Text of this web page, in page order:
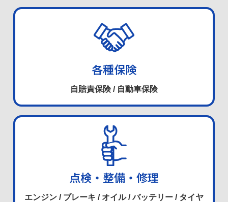
各種保険
自賠責保険 / 自動車保険
点検・整備・修理
エンジン / ブレーキ / オイル / バッテリー / タイヤ